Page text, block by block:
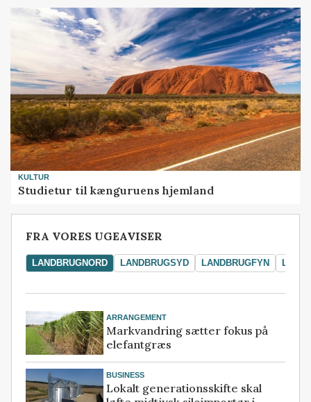
KULTUR
Studietur til kænguruens hjemland
FRA VORES UGEAVISER
LANDBRUGNORD LANDBRUGSYD LANDBRUGFYN
ARRANGEMENT
Markvandring sætter fokus på
elefantgræs
BUSINESS
Lokalt generationsskifte skal